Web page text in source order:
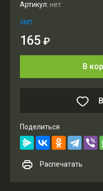
Артикул: нет
SMT
165 ₽
В
Поделиться
Распечатать